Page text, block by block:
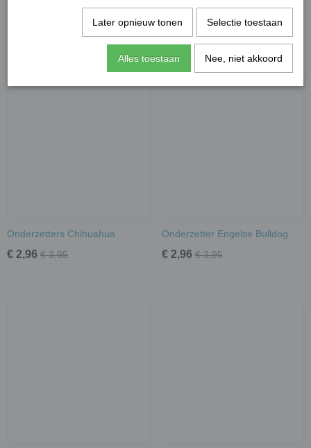
Save
Onderzetters Chihuahua
€ 2,96 € 3,95
Onderzetter Engelse Bulldog
€ 2,96 € 3,95
Later opnieuw tonen Selectie toestaan
Alles toestaan Nee, niet akkoord